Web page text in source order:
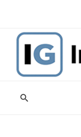
content